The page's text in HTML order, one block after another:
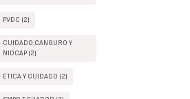
PVDC (2)
CUIDADO CANGURO Y
NIDCAP (2)
ÉTICA Y CUIDADO (2)